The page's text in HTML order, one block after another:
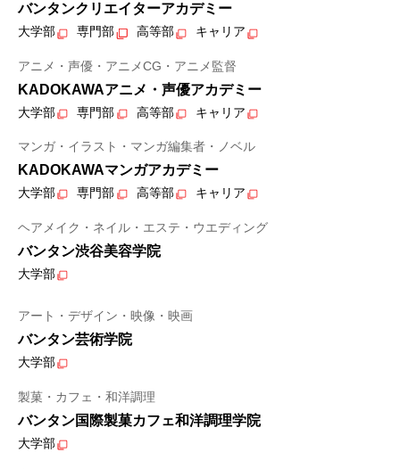
バンタンクリエイターアカデミー
大学部 専門部 高等部 キャリア
アニメ・声優・アニメCG・アニメ監督
KADOKAWAアニメ・声優アカデミー
大学部 専門部 高等部 キャリア
マンガ・イラスト・マンガ編集者・ノベル
KADOKAWAマンガアカデミー
大学部 専門部 高等部 キャリア
ヘアメイク・ネイル・エステ・ウエディング
バンタン渋谷美容学院
大学部
アート・デザイン・映像・映画
バンタン芸術学院
大学部
製菓・カフェ・和洋調理
バンタン国際製菓カフェ和洋調理学院
大学部